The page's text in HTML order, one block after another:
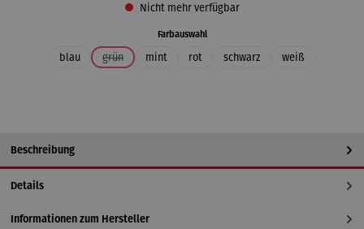
Nicht mehr verfügbar
Farbauswahlauswählen
blau grün
(Diese Option ist zurzeit nicht verfügbar.)
mint rot schwarz weiß
Beschreibung
Details
Informationen zum Hersteller